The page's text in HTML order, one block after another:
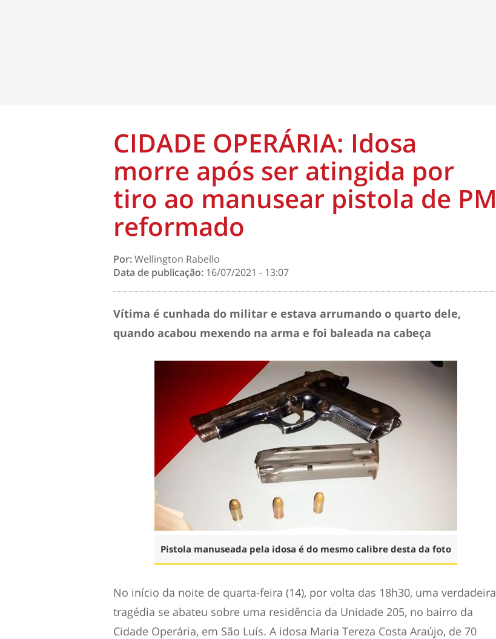
CIDADE OPERÁRIA: Idosa
morre após ser atingida por
tiro ao manusear pistola de PM
reformado
Por:Wellington Rabello
Data de publicação: 16/07/2021 - 13:07
Vítima é cunhada do militar e estava arrumando o quarto dele,
quando acabou mexendo na arma e foi baleada na cabeça
Pistola manuseada pela idosa é do mesmo calibre desta da foto
No início da noite de quarta-feira (14), por volta das 18h30, uma verdadeira
tragédia se abateu sobre uma residência da Unidade 205, no bairro da
Cidade Operária, em São Luís. A idosa Maria Tereza Costa Araújo, de 70